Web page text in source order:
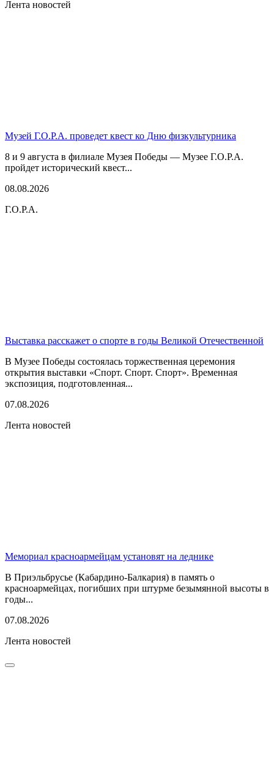
Лента новостей
Музей Г.О.Р.А. проведет квест ко Дню физкультурника
8 и 9 августа в филиале Музея Победы — Музее Г.О.Р.А.
пройдет исторический квест...
08.08.2026
Г.О.Р.А.
Выставка расскажет о спорте в годы Великой Отечественной
В Музее Победы состоялась торжественная церемония
открытия выставки «Спорт. Спорт. Спорт». Временная
экспозиция, подготовленная...
07.08.2026
Лента новостей
Мемориал красноармейцам установят на леднике
В Приэльбрусье (Кабардино-Балкария) в память о
красноармейцах, погибших при штурме безымянной высоты в
годы...
07.08.2026
Лента новостей